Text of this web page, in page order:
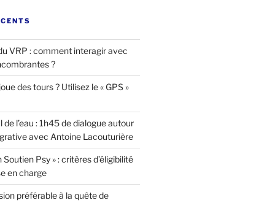
VRP : comment interagir avec
?
des tours ? Utilisez le « GPS »
l’eau : 1h45 de dialogue autour
avec Antoine Lacouturière
Psy » : critères d’éligibilité
en charge
préférable à la quête de